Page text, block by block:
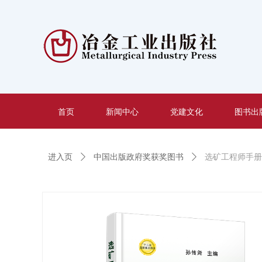
首页 新闻中心 党建文化 图书出
进入页 ꄲ 中国出版政府奖获奖图书 ꄲ 选矿工程师手